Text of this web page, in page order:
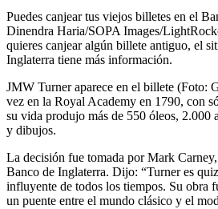
Puedes canjear tus viejos billetes en el
Dinendra Haria/SOPA Images/
quieres canjear algún billete antiguo, el
Inglaterra tiene más información.
JMW Turner aparece en el billete (Foto:
vez en la Royal Academy en 1790, con
su vida produjo más de 550 óleos, 2.000
y dibujos.
La decisión fue tomada por Mark
Banco de Inglaterra. Dijo: “Turner es
influyente de todos los tiempos. Su obra
un puente entre el mundo clásico y el